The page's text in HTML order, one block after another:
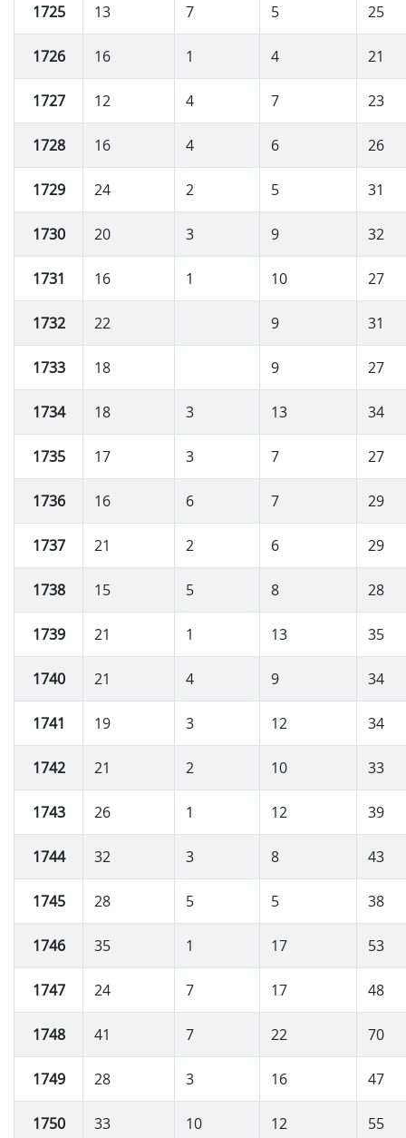
1725 13 7 5 25
1726 16 1 4 21
1727 12 4 7 23
1728 16 4 6 26
1729 24 2 5 31
1730 20 3 9 32
1731 16 1 10 27
1732 22 9 31
1733 18 9 27
1734 18 3 13 34
1735 17 3 7 27
1736 16 6 7 29
1737 21 2 6 29
1738 15 5 8 28
1739 21 1 13 35
1740 21 4 9 34
1741 19 3 12 34
1742 21 2 10 33
1743 26 1 12 39
1744 32 3 8 43
1745 28 5 5 38
1746 35 1 17 53
1747 24 7 17 48
1748 41 7 22 70
1749 28 3 16 47
1750 33 10 12 55